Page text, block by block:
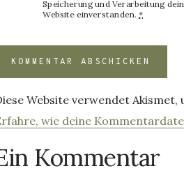
Speicherung und Verarbeitung
Website einverstanden.*
Website verwendet Akismet,
wie deine
Kommentar